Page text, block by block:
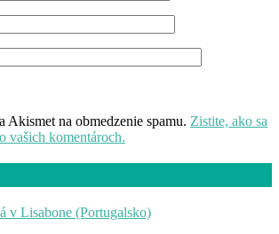
Akismet na obmedzenie spamu. Zistite, ako sa
vašich komentároch.